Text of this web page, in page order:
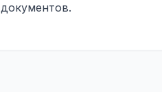
документов.